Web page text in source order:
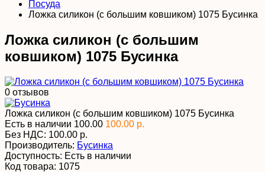
Посуда
Ложка силикон (с большим ковшиком) 1075 Бусинка
Ложка силикон (с большим
ковшиком) 1075 Бусинка
0 отзывов
Ложка силикон (с большим ковшиком) 1075 Бусинка
Есть в наличии 100.00 100.00 р.
Без НДС: 100.00 р.
Производитель: Бусинка
Доступность: Есть в наличии
Код товара: 1075